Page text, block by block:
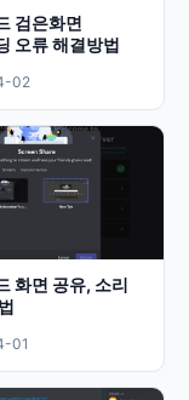
검은화면
오류 해결방법
02
화면 공유, 소리
01